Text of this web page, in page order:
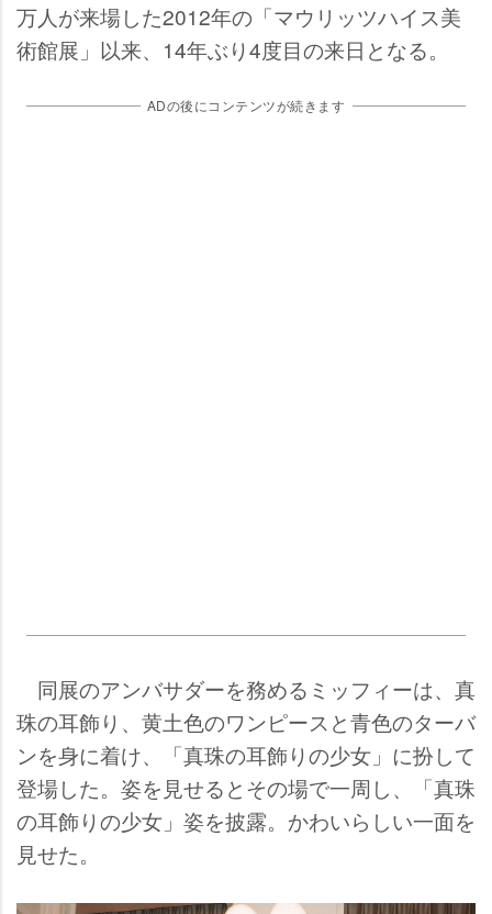
万人が来場した2012年の「マウリッツハイス美
術館展」以来、14年ぶり4度目の来日となる。
ADの後にコンテンツが続きます
同展のアンバサダーを務めるミッフィーは、真
珠の耳飾り、黄土色のワンピースと青色のターバ
ンを身に着け、「真珠の耳飾りの少女」に扮して
登場した。姿を見せるとその場で一周し、「真珠
の耳飾りの少女」姿を披露。かわいらしい一面を
見せた。